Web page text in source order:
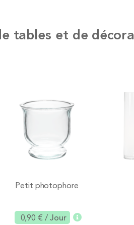
tables et de
Petit photophore
0,90 € / Jour